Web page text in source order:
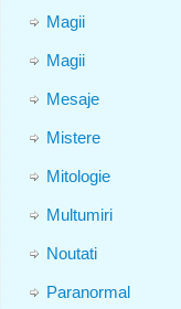
Magii
Magii
Mesaje
Mistere
Mitologie
Multumiri
Noutati
Paranormal